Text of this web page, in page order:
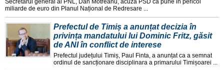
Secretarul general al PNL, Dan Motreanu, acuza PSD ca pune in pericol
miliarde de euro din Planul Național de Redresare ...
Prefectul de Timiș a anunțat decizia în
privința mandatului lui Dominic Fritz, găsit
de ANI în conflict de interese
Prefectul județului Timiș, Paul Finta, a anunțat ca a semnat
ordinul de sancționare disciplinara a primarului Timișoarei ...